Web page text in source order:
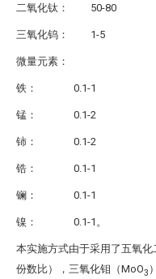
二氧化钛： 50-80
三氧化钨： 1-5
微量元素：
铁： 0.1-1
锰： 0.1-2
铈： 0.1-2
锆： 0.1-1
镧： 0.1-1
镍： 0.1-1。
本实施方式由于采用了五氧化
份数比），三氧化钼（MoO3